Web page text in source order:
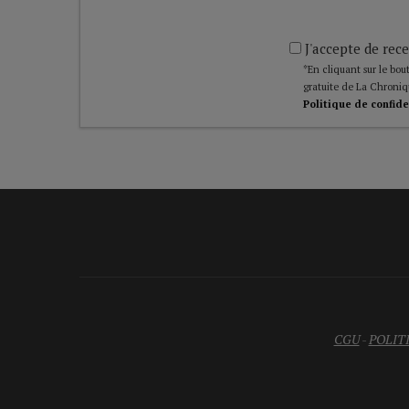
J'accepte de
*En cliquant sur le
gratuite de La
Politique de
CGU-